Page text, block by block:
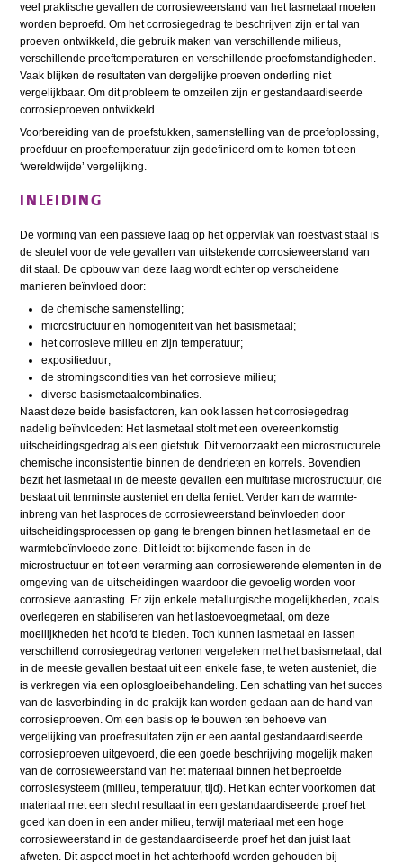
veel praktische gevallen de corrosieweerstand van het lasmetaal moeten
worden beproefd. Om het corrosiegedrag te beschrijven zijn er tal van
proeven ontwikkeld, die gebruik maken van verschillende milieus,
verschillende proeftemperaturen en verschillende proefomstandigheden.
Vaak blijken de resultaten van dergelijke proeven onderling niet
vergelijkbaar. Om dit probleem te omzeilen zijn er gestandaardiseerde
corrosieproeven ontwikkeld.
Voorbereiding van de proefstukken, samenstelling van de proefoplossing,
proefduur en proeftemperatuur zijn gedefinieerd om te komen tot een
‘wereldwijde’ vergelijking.
INLEIDING
De vorming van een passieve laag op het oppervlak van roestvast staal is
de sleutel voor de vele gevallen van uitstekende corrosieweerstand van
dit staal. De opbouw van deze laag wordt echter op verscheidene
manieren beïnvloed door:
de chemische samenstelling;
microstructuur en homogeniteit van het basismetaal;
het corrosieve milieu en zijn temperatuur;
expositieduur;
de stromingscondities van het corrosieve milieu;
diverse basismetaalcombinaties.
Naast deze beide basisfactoren, kan ook lassen het corrosiegedrag
nadelig beïnvloeden: Het lasmetaal stolt met een overeenkomstig
uitscheidingsgedrag als een gietstuk. Dit veroorzaakt een microstructurele
chemische inconsistentie binnen de dendrieten en korrels. Bovendien
bezit het lasmetaal in de meeste gevallen een multifase microstructuur, die
bestaat uit tenminste austeniet en delta ferriet. Verder kan de warmte-
inbreng van het lasproces de corrosieweerstand beïnvloeden door
uitscheidingsprocessen op gang te brengen binnen het lasmetaal en de
warmtebeïnvloede zone. Dit leidt tot bijkomende fasen in de
microstructuur en tot een verarming aan corrosiewerende elementen in de
omgeving van de uitscheidingen waardoor die gevoelig worden voor
corrosieve aantasting. Er zijn enkele metallurgische mogelijkheden, zoals
overlegeren en stabiliseren van het lastoevoegmetaal, om deze
moeilijkheden het hoofd te bieden. Toch kunnen lasmetaal en lassen
verschillend corrosiegedrag vertonen vergeleken met het basismetaal, dat
in de meeste gevallen bestaat uit een enkele fase, te weten austeniet, die
is verkregen via een oplosgloeibehandeling. Een schatting van het succes
van de lasverbinding in de praktijk kan worden gedaan aan de hand van
corrosieproeven. Om een basis op te bouwen ten behoeve van
vergelijking van proefresultaten zijn er een aantal gestandaardiseerde
corrosieproeven uitgevoerd, die een goede beschrijving mogelijk maken
van de corrosieweerstand van het materiaal binnen het beproefde
corrosiesysteem (milieu, temperatuur, tijd). Het kan echter voorkomen dat
materiaal met een slecht resultaat in een gestandaardiseerde proef het
goed kan doen in een ander milieu, terwijl materiaal met een hoge
corrosieweerstand in de gestandaardiseerde proef het dan juist laat
afweten. Dit aspect moet in het achterhoofd worden gehouden bij